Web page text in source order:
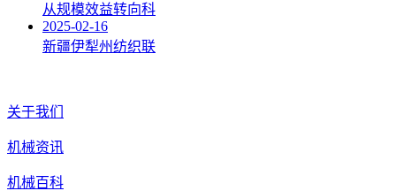
从规模效益转向科
2025-02-16
新疆伊犁州纺织联
关于我们
机械资讯
机械百科